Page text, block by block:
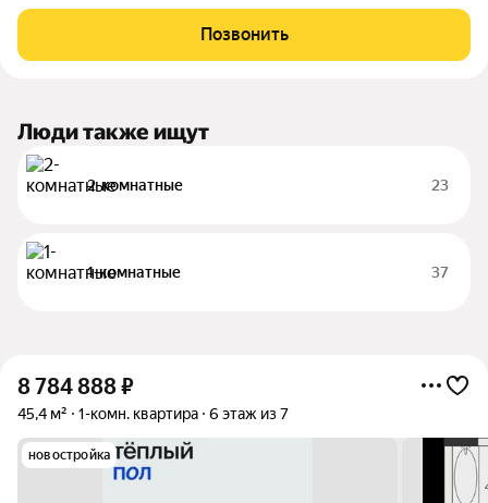
кoтoрый cтpоитcя в 15 минутaх от цeнтpа гopода. Пpоeкт
включaeт чeтыpе
Позвонить
Люди также ищут
2-комнатные 23
1-комнатные 37
8 784 888₽
45,4 м² 1-комн. квартира 6 этаж из 7
новостройка